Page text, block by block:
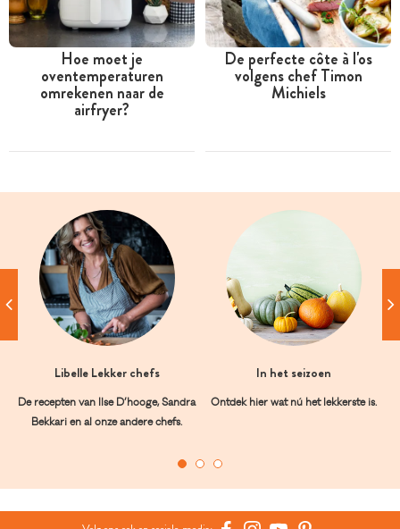
Hoe moet je
oventemperaturen
omrekenen naar de
airfryer?
De perfecte côte à l'os
volgens chef Timon
Michiels
Libelle Lekker chefs
De recepten van Ilse D’hooge, Sandra
Bekkari en al onze andere chefs.
In het seizoen
Ontdek hier wat nú het lekkerste is.